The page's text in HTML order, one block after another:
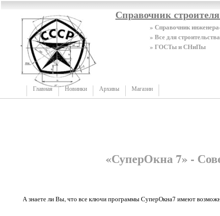
Справочник
» Справочник
» Все для строительства
» ГОСТы и СНиПы
Главная Новинки Архивы Магазин
«СуперОкна 7» -
А знаете ли Вы, что все ключи программы СуперОкна7 имеют